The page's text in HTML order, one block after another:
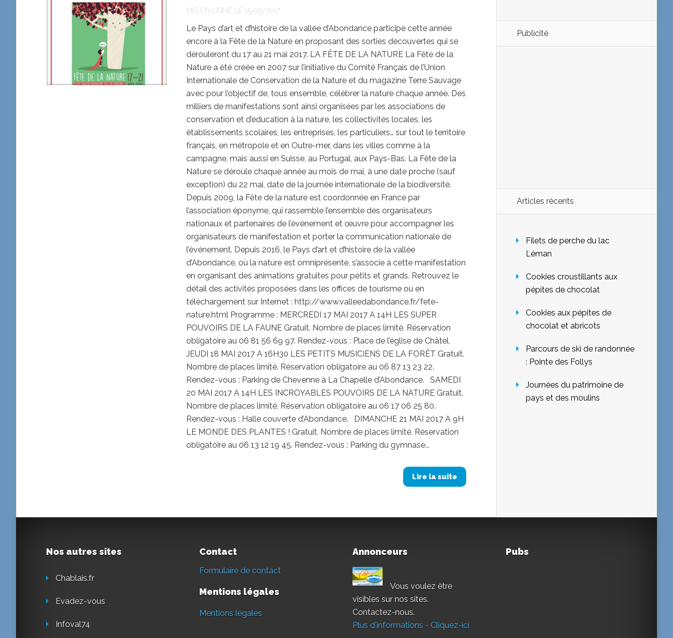
MIS EN LIGNE LE 15/05/2017
Le Pays d’art et d’histoire de la vallée d’Abondance participe cette année
encore à la Fête de la Nature en proposant des sorties découvertes qui se
dérouleront du 17 au 21 mai 2017. LA FÊTE DE LA NATURE La Fête de la
Nature a été créée en 2007 sur l’initiative du Comité Français de l’Union
Internationale de Conservation de la Nature et du magazine Terre Sauvage
avec pour l’objectif de, tous ensemble, célébrer la nature chaque année. Des
milliers de manifestations sont ainsi organisées par les associations de
conservation et d’éducation à la nature, les collectivités locales, les
établissements scolaires, les entreprises, les particuliers… sur tout le territoire
français, en métropole et en Outre-mer, dans les villes comme à la
campagne, mais aussi en Suisse, au Portugal, aux Pays-Bas. La Fête de la
Nature se déroule chaque année au mois de mai, à une date proche (sauf
exception) du 22 mai, date de la journée internationale de la biodiversité.
Depuis 2009, la Fête de la nature est coordonnée en France par
l’association éponyme, qui rassemble l’ensemble des organisateurs
nationaux et partenaires de l’événement et œuvre pour accompagner les
organisateurs de manifestation et porter la communication nationale de
l’événement. Depuis 2016, le Pays d’art et d’histoire de la vallée
d’Abondance, où la nature est omniprésente, s’associe à cette manifestation
en organisant des animations gratuites pour petits et grands. Retrouvez le
détail des activités proposées dans les offices de tourisme ou en
téléchargement sur Internet : http://www.valleedabondance.fr/fete-
nature.html Programme : MERCREDI 17 MAI 2017 A 14H LES SUPER
POUVOIRS DE LA FAUNE Gratuit. Nombre de places limité. Réservation
obligatoire au 06 81 56 69 97. Rendez-vous : Place de l’église de Châtel.
JEUDI 18 MAI 2017 A 16H30 LES PETITS MUSICIENS DE LA FORÊT Gratuit.
Nombre de places limité. Réservation obligatoire au 06 87 13 23 22.
Rendez-vous : Parking de Chevenne à La Chapelle d’Abondance. SAMEDI
20 MAI 2017 A 14H LES INCROYABLES POUVOIRS DE LA NATURE Gratuit.
Nombre de places limité. Réservation obligatoire au 06 17 06 25 80.
Rendez-vous : Halle couverte d’Abondance. DIMANCHE 21 MAI 2017 A 9H
LE MONDE DES PLANTES ! Gratuit. Nombre de places limité. Réservation
obligatoire au 06 13 12 19 45. Rendez-vous : Parking du gymnase...
Lire la suite
Publicité
Articles récents
Filets de perche du lac
Léman
Cookies croustillants aux
pépites de chocolat
Cookies aux pépites de
chocolat et abricots
Parcours de ski de randonnée
: Pointe des Follys
Journées du patrimoine de
pays et des moulins
Nos autres sites
Chablais.fr
Evadez-vous
Infoval74
Contact
Formulaire de contact
Mentions légales
Mentions légales
Annonceurs
Vous voulez être
visibles sur nos sites.
Contactez-nous.
Plus d'informations - Cliquez-ici
Pubs